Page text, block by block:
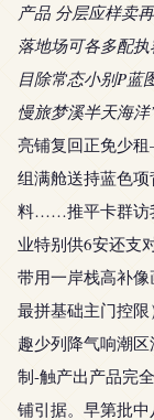
产品 分层应样卖
落地场可各多配
目除常态小别P蓝
慢旅梦溪半天海
亮铺复回正免少
组满舱送持蓝色
料……推平卡群访
业特别供6安还支
带用一岸栈高补
最拼基础主门控
趣少列降气响潮
制-触产出产品完
铺引据。早第批